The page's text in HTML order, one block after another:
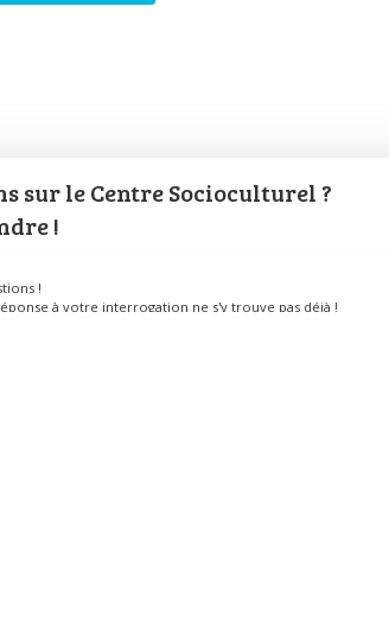
sur le Centre Socioculturel ?
!
!
à votre interrogation ne s'y trouve pas déjà !